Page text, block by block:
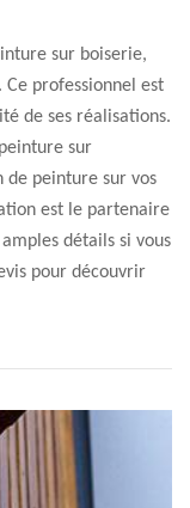
sur boiserie,
Ce professionnel est
de ses réalisations.
sur
de peinture sur vos
est le partenaire
détails si vous
pour découvrir